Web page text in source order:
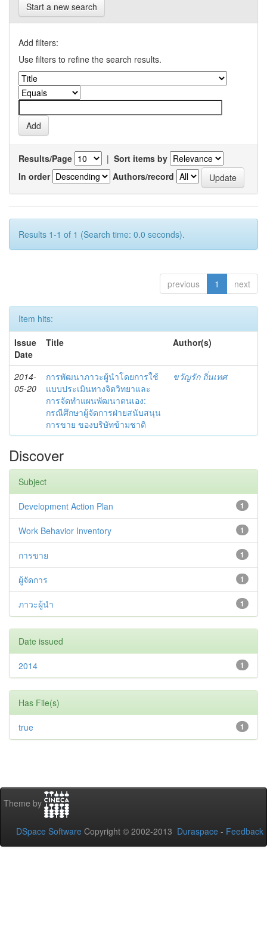
Start a new search
Add filters:
Use filters to refine the search results.
Results/Page | Sort items by
In order
Authors/record
Results 1-1 of 1 (Search time: 0.0 seconds).
previous 1 next
Item hits:
Issue
Date
Title Author(s)
2014-
05-20
การพัฒนาภาวะผู้นำโดยการใช้
แบบประเมินทางจิตวิทยาและ
การจัดทำแผนพัฒนาตนเอง:
กรณีศึกษาผู้จัดการฝ่ายสนับสนุน
การขาย ของบริษัทข้ามชาติ
ขวัญรัก ถิ่นเทศ
Discover
Subject
1
Development Action Plan
1
Work Behavior Inventory
1
การขาย
1
ผู้จัดการ
1
ภาวะผู้นำ
Date issued
1
2014
Has File(s)
1
true
Theme by
DSpace Software Copyright © 2002-2013 Duraspace - Feedback